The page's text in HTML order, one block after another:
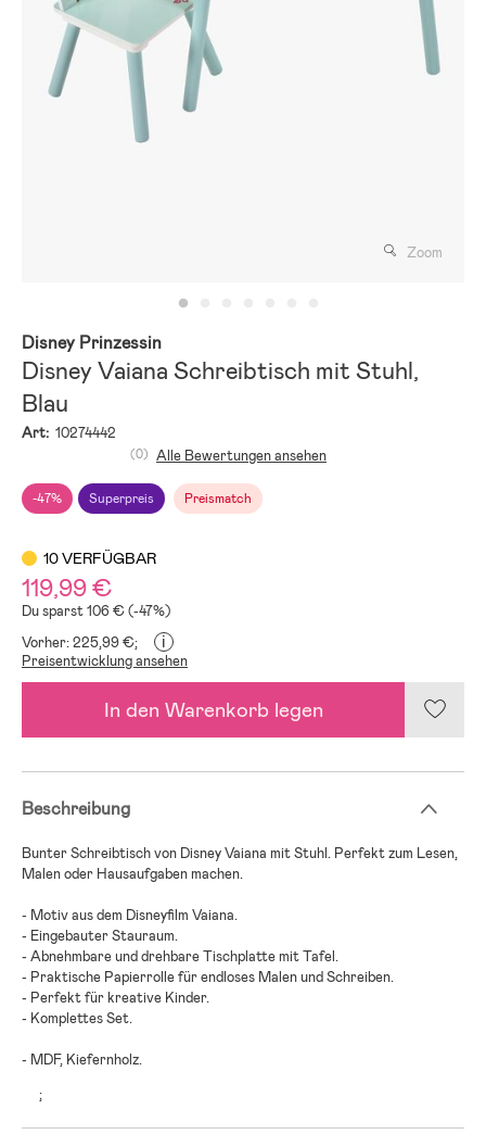
Zoom
Disney Prinzessin
Disney Vaiana Schreibtisch mit Stuhl,
Blau
Art: 10274442
-47% Superpreis Preismatch
(0) Alle Bewertungen ansehen
10 VERFÜGBAR
119,99 €
Du sparst 106 € (-47%)
Vorher: 225,99 €;
i
Preisentwicklung ansehen
In den Warenkorb legen
Beschreibung
Bunter Schreibtisch von Disney Vaiana mit Stuhl. Perfekt zum Lesen,
Malen oder Hausaufgaben machen.
- Motiv aus dem Disneyfilm Vaiana.
- Eingebauter Stauraum.
- Abnehmbare und drehbare Tischplatte mit Tafel.
- Praktische Papierrolle für endloses Malen und Schreiben.
- Perfekt für kreative Kinder.
- Komplettes Set.
- MDF, Kiefernholz.
;